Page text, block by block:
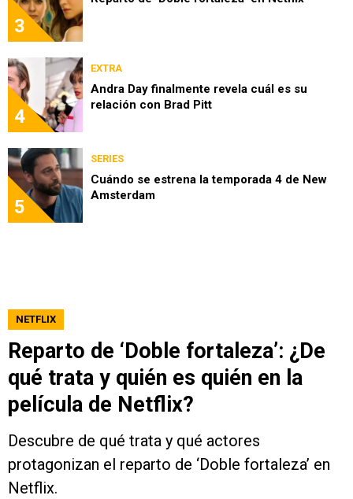
3
4
EXTRA
Andra Day finalmente revela cuál es su
relación con Brad Pitt
5
SERIES
Cuándo se estrena la temporada 4 de New
Amsterdam
NETFLIX
Reparto de ‘Doble fortaleza’: ¿De
qué trata y quién es quién en la
película de Netflix?
Descubre de qué trata y qué actores
protagonizan el reparto de ‘Doble fortaleza’ en
Netflix.